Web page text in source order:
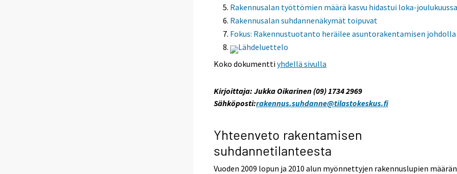
Rakennusalan työttömien määrä kasvu hidastui loka-
Rakennusalan suhdannenäkymät toipuvat
Fokus: Rakennustuotanto heräilee asuntorakentamisen johdolla
Lähdeluettelo
Koko dokumenttiyhdellä sivulla
Kirjoittaja: Jukka Oikarinen (09) 1734 2969
Sähköposti:rakennus.suhdanne@tilastokeskus.fi
Yhteenveto rakentamisen
suhdannetilanteesta
Vuoden 2009 lopun ja 2010 alun myönnettyjen rakennuslupien määrän